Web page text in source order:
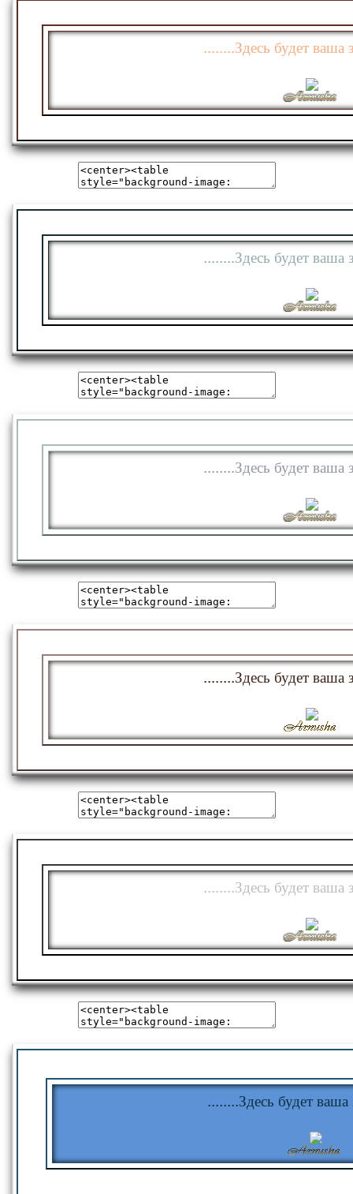
........Здесь будет ваша
........Здесь будет ваша
........Здесь будет ваша
........Здесь будет ваша
........Здесь будет ваша
........Здесь будет